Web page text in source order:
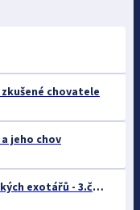
chovatele
jeho chov
Zapomenuté střípky z dějin českých exotářů - 3.část